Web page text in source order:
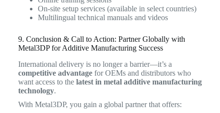
On-site setup services (available in select countries)
Multilingual technical manuals and videos
9. Conclusion & Call to Action: Partner Globally with
Metal3DP for Additive Manufacturing Success
International delivery is no longer a barrier—it’s a
competitive advantagefor OEMs and distributors who
want access to the latest in metal additive manufacturing
technology.
With Metal3DP, you gain a global partner that offers: